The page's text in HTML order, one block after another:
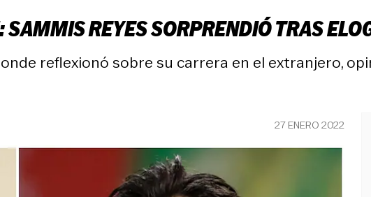
REYES SORPRENDIÓ TRAS
reflexionó sobre su carrera en el extranjero,
27 ENERO 2022